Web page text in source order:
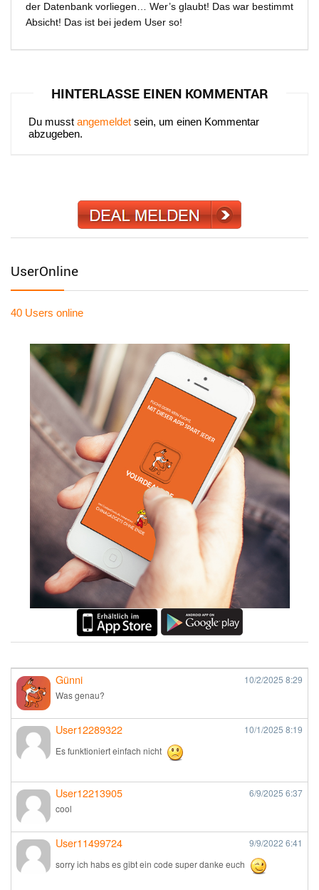
der Datenbank vorliegen… Wer’s glaubt! Das war bestimmt
Absicht! Das ist bei jedem User so!
HINTERLASSE EINEN KOMMENTAR
Du musst angemeldet sein, um einen Kommentar
abzugeben.
UserOnline
40 Users online
Günni 10/2/2025 8:29
Was genau?
User12289322 10/1/2025 8:19
Es funktioniert einfach nicht
User12213905 6/9/2025 6:37
cool
User11499724 9/9/2022 6:41
sorry ich habs es gibt ein code super danke euch